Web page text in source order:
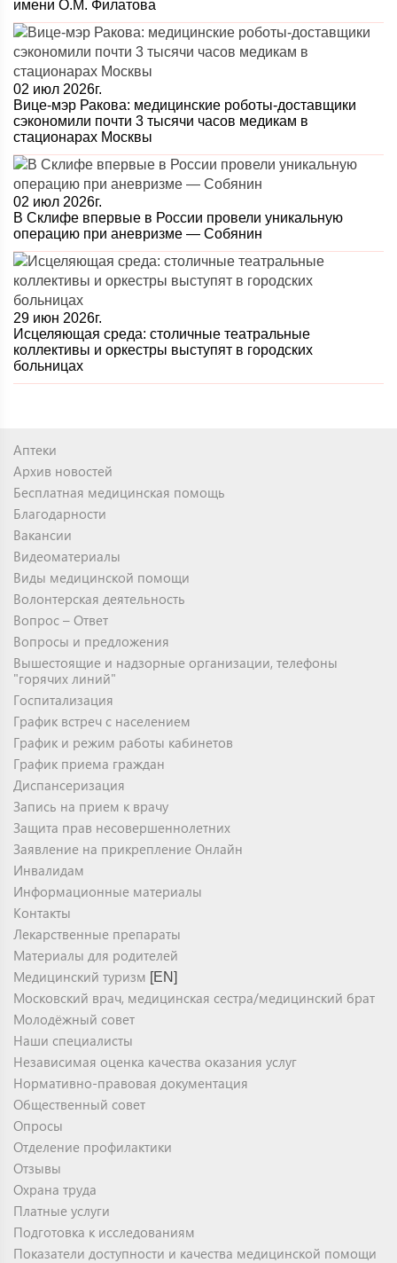
имени О.М. Филатова
02 июл 2026г.
Вице-мэр Ракова: медицинские роботы-доставщики
сэкономили почти 3 тысячи часов медикам в
стационарах Москвы
02 июл 2026г.
В Склифе впервые в России провели уникальную
операцию при аневризме — Собянин
29 июн 2026г.
Исцеляющая среда: столичные театральные
коллективы и оркестры выступят в городских
больницах
Аптеки
Архив новостей
Бесплатная медицинская помощь
Благодарности
Вакансии
Видеоматериалы
Виды медицинской помощи
Волонтерская деятельность
Вопрос – Ответ
Вопросы и предложения
Вышестоящие и надзорные организации, телефоны
"горячих линий"
Госпитализация
График встреч с населением
График и режим работы кабинетов
График приема граждан
Диспансеризация
Запись на прием к врачу
Защита прав несовершеннолетних
Заявление на прикрепление Онлайн
Инвалидам
Информационные материалы
Контакты
Лекарственные препараты
Материалы для родителей
Медицинский туризм [EN]
Московский врач, медицинская сестра/медицинский брат
Молодёжный совет
Наши специалисты
Независимая оценка качества оказания услуг
Нормативно-правовая документация
Общественный совет
Опросы
Отделение профилактики
Отзывы
Охрана труда
Платные услуги
Подготовка к исследованиям
Показатели доступности и качества медицинской помощи